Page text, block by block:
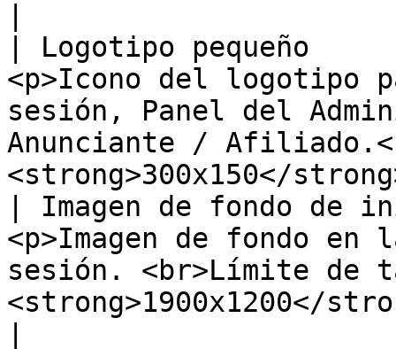
| Logotipo
<p>Icono del logotipo
sesión, Panel del
Anunciante /
<strong>300x150</
| Imagen de fondo
<p>Imagen de fondo
sesión. <br>Límite de
<strong>1900x1200</